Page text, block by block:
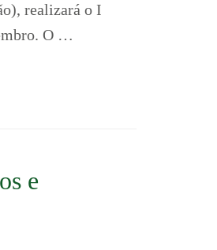
realizará o I
O …
e